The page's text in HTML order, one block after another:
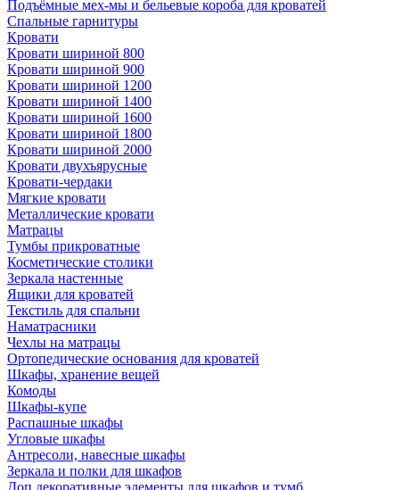
Подъёмные мех-мы и бельевые короба для кроватей
Спальные гарнитуры
Кровати
Кровати шириной 800
Кровати шириной 900
Кровати шириной 1200
Кровати шириной 1400
Кровати шириной 1600
Кровати шириной 1800
Кровати шириной 2000
Кровати двухъярусные
Кровати-чердаки
Мягкие кровати
Металлические кровати
Матрацы
Тумбы прикроватные
Косметические столики
Зеркала настенные
Ящики для кроватей
Текстиль для спальни
Наматрасники
Чехлы на матрацы
Ортопедические основания для кроватей
Шкафы, хранение вещей
Комоды
Шкафы-купе
Распашные шкафы
Угловые шкафы
Антресоли, навесные шкафы
Зеркала и полки для шкафов
Доп.декоративные элементы для шкафов и тумб